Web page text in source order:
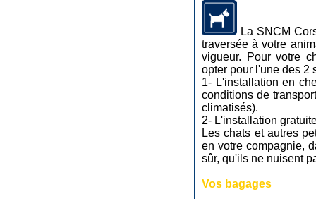
La SNCM
traversée à votre
vigueur. Pour votre
opter pour l'une des 2
1- L'installation en
conditions de
climatisés).
2- L'installation
Les chats et autres
en votre compagnie,
sûr, qu'ils ne nuisent
Vos bagages